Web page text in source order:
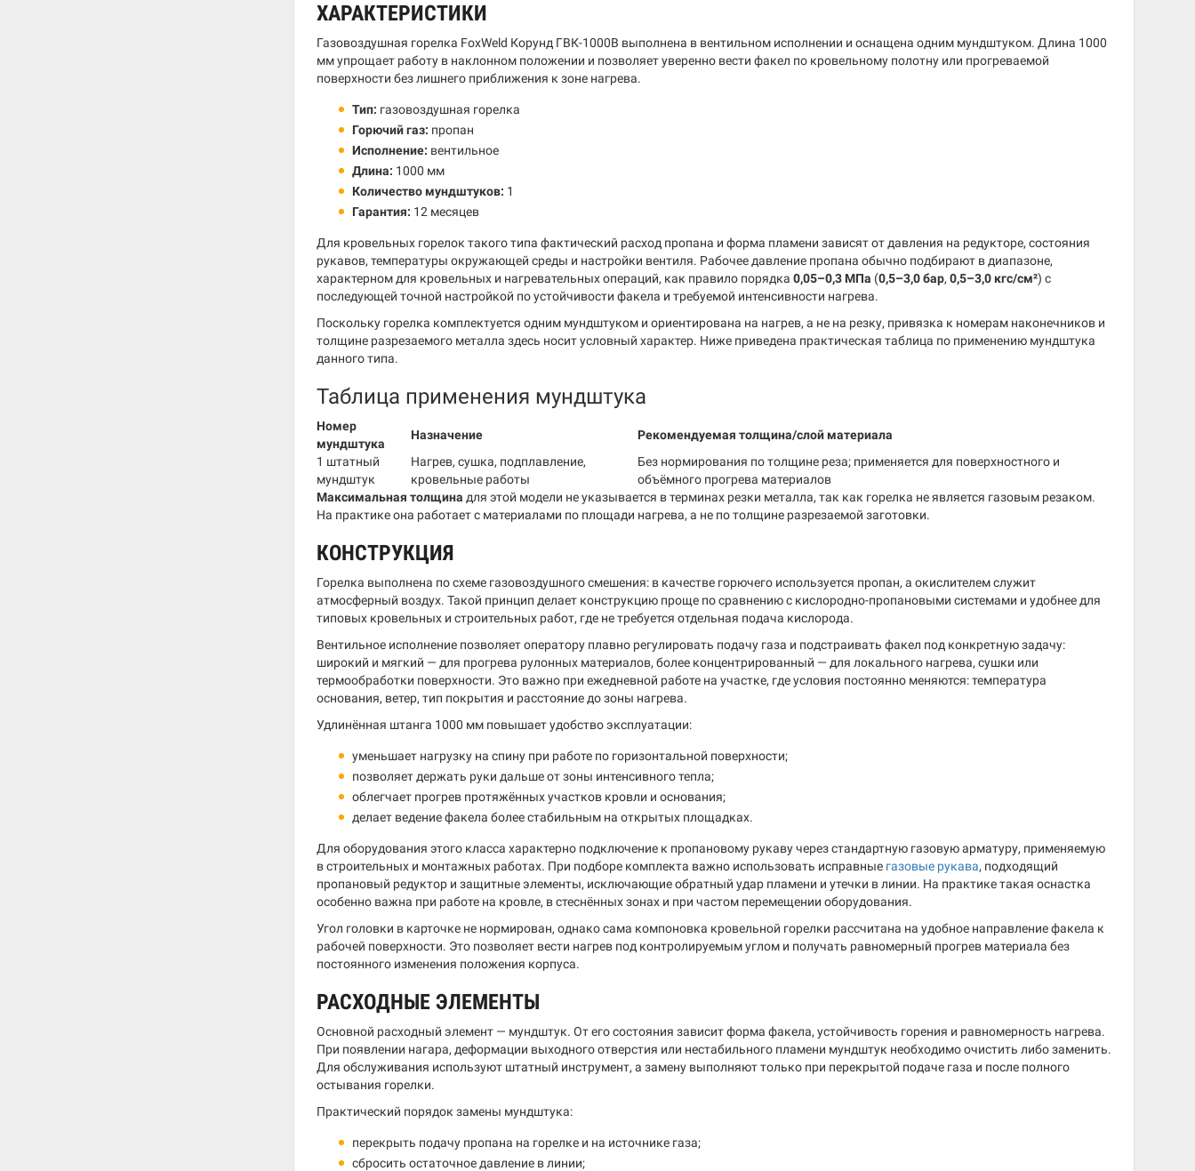
ХАРАКТЕРИСТИКИ
Газовоздушная горелка FoxWeld Корунд ГВК-1000В выполнена в вентильном исполнении и оснащена одним мундштуком. Длина 1000
мм упрощает работу в наклонном положении и позволяет уверенно вести факел по кровельному полотну или прогреваемой
поверхности без лишнего приближения к зоне нагрева.
Тип: газовоздушная горелка
Горючий газ: пропан
Исполнение: вентильное
Длина: 1000 мм
Количество мундштуков: 1
Гарантия: 12 месяцев
Для кровельных горелок такого типа фактический расход пропана и форма пламени зависят от давления на редукторе, состояния
рукавов, температуры окружающей среды и настройки вентиля. Рабочее давление пропана обычно подбирают в диапазоне,
характерном для кровельных и нагревательных операций, как правило порядка 0,05–0,3 МПа (0,5–3,0 бар, 0,5–3,0 кгс/см²) с
последующей точной настройкой по устойчивости факела и требуемой интенсивности нагрева.
Поскольку горелка комплектуется одним мундштуком и ориентирована на нагрев, а не на резку, привязка к номерам наконечников и
толщине разрезаемого металла здесь носит условный характер. Ниже приведена практическая таблица по применению мундштука
данного типа.
Таблица применения мундштука
Номер
мундштука
Назначение
Рекомендуемая толщина/слой материала
1 штатный
мундштук
Нагрев, сушка, подплавление,
кровельные работы
Без нормирования по толщине реза; применяется для поверхностного и
объёмного прогрева материалов
Максимальная толщина для этой модели не указывается в терминах резки металла, так как горелка не является газовым резаком.
На практике она работает с материалами по площади нагрева, а не по толщине разрезаемой заготовки.
КОНСТРУКЦИЯ
Горелка выполнена по схеме газовоздушного смешения: в качестве горючего используется пропан, а окислителем служит
атмосферный воздух. Такой принцип делает конструкцию проще по сравнению с кислородно-пропановыми системами и удобнее для
типовых кровельных и строительных работ, где не требуется отдельная подача кислорода.
Вентильное исполнение позволяет оператору плавно регулировать подачу газа и подстраивать факел под конкретную задачу:
широкий и мягкий — для прогрева рулонных материалов, более концентрированный — для локального нагрева, сушки или
термообработки поверхности. Это важно при ежедневной работе на участке, где условия постоянно меняются: температура
основания, ветер, тип покрытия и расстояние до зоны нагрева.
Удлинённая штанга 1000 мм повышает удобство эксплуатации:
уменьшает нагрузку на спину при работе по горизонтальной поверхности;
позволяет держать руки дальше от зоны интенсивного тепла;
облегчает прогрев протяжённых участков кровли и основания;
делает ведение факела более стабильным на открытых площадках.
Для оборудования этого класса характерно подключение к пропановому рукаву через стандартную газовую арматуру, применяемую
в строительных и монтажных работах. При подборе комплекта важно использовать исправные газовые рукава, подходящий
пропановый редуктор и защитные элементы, исключающие обратный удар пламени и утечки в линии. На практике такая оснастка
особенно важна при работе на кровле, в стеснённых зонах и при частом перемещении оборудования.
Угол головки в карточке не нормирован, однако сама компоновка кровельной горелки рассчитана на удобное направление факела к
рабочей поверхности. Это позволяет вести нагрев под контролируемым углом и получать равномерный прогрев материала без
постоянного изменения положения корпуса.
РАСХОДНЫЕ ЭЛЕМЕНТЫ
Основной расходный элемент — мундштук. От его состояния зависит форма факела, устойчивость горения и равномерность нагрева.
При появлении нагара, деформации выходного отверстия или нестабильного пламени мундштук необходимо очистить либо заменить.
Для обслуживания используют штатный инструмент, а замену выполняют только при перекрытой подаче газа и после полного
остывания горелки.
Практический порядок замены мундштука:
перекрыть подачу пропана на горелке и на источнике газа;
сбросить остаточное давление в линии;